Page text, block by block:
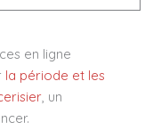
en ligne
la période et les
, un